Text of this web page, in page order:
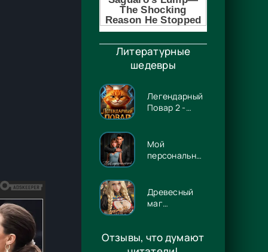
Литературные
шедевры
Легендарный
Повар 2 -
Мой
персональный
Древесный
маг
- Игорь
Павлов
Отзывы, что думают